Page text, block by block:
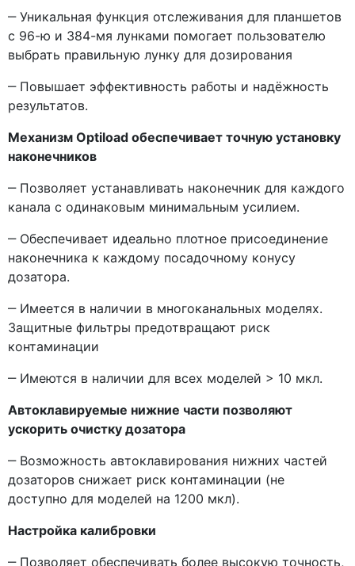
‒ Уникальная функция отслеживания для планшетов
с 96-ю и 384-мя лунками помогает пользователю
выбрать правильную лунку для дозирования
‒ Повышает эффективность работы и надёжность
результатов.
Механизм Optiload обеспечивает точную установку
наконечников
‒ Позволяет устанавливать наконечник для каждого
канала с одинаковым минимальным усилием.
‒ Обеспечивает идеально плотное присоединение
наконечника к каждому посадочному конусу
дозатора.
‒ Имеется в наличии в многоканальных моделях.
Защитные фильтры предотвращают риск
контаминации
‒ Имеются в наличии для всех моделей > 10 мкл.
Автоклавируемые нижние части позволяют
ускорить очистку дозатора
‒ Возможность автоклавирования нижних частей
дозаторов снижает риск контаминации (не
доступно для моделей на 1200 мкл).
Настройка калибровки
‒ Позволяет обеспечивать более высокую точность,